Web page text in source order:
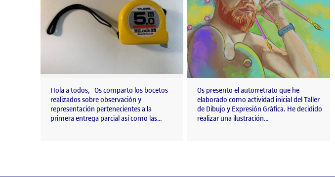
Hola a todos, Os comparto los bocetos
realizados sobre observación y
representación pertenecientes a la
primera entrega parcial así como las…
Os presento el autorretrato que he
elaborado como actividad inicial del Taller
de Dibujo y Expresión Gráfica. He decidido
realizar una ilustración…